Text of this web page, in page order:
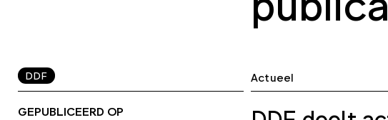
DDF
GEPUBLICEERD OP
Actueel